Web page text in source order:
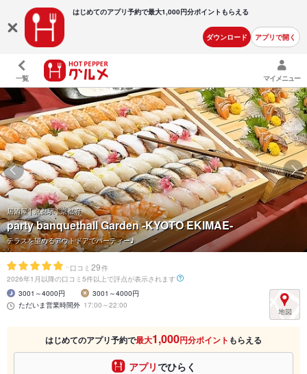
はじめてのアプリ予約で最大1,000円分ポイントもらえる
ダウンロード アプリで開く
一覧 マイメニュー
居酒屋 | 京都駅 | 京都府
party banquethall Garden -KYOTO EKIMAE-
テラスを望めるアウトドアでパーティー♪
- 口コミ 29件
2026年1月以降の口コミ5件以上で評点が表示されます
3001～4000円
3001～4000円
ただいま営業時間外 17:00～22:00
はじめてのアプリ予約で最大1,000円分ポイント もらえる
アプリでひらく